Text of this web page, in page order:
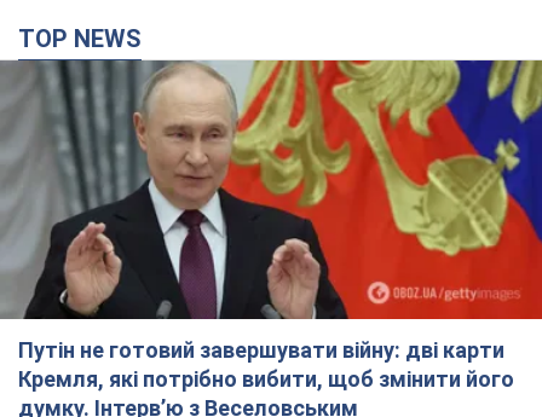
TOP NEWS
Путін не готовий завершувати війну: дві карти
Кремля, які потрібно вибити, щоб змінити його
думку. Інтерв’ю з Веселовським